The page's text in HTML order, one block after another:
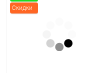
Скидки